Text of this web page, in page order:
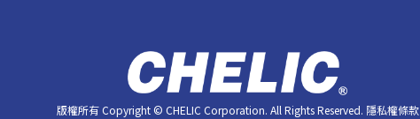
版權所有 Copyright © CHELIC Corporation. All Rights Reserved. 隱私權條款